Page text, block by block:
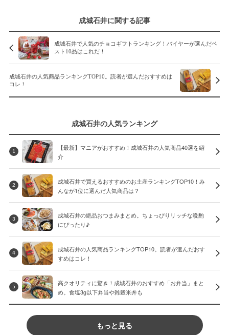
成城石井に関する記事
成城石井で人気のチョコギフトランキング！バイヤーが選んだベ
スト10品はこれだ！
成城石井の人気商品ランキングTOP10。読者が選んだおすすめは
コレ！
成城石井の人気ランキング
1
【最新】マニアがおすすめ！成城石井の人気商品40選を紹
介
2
成城石井で買えるおすすめのお土産ランキングTOP10！み
んなが1位に選んだ人気商品は？
3
成城石井の絶品おつまみまとめ。ちょっぴりリッチな晩酌
にぴったり♪
4
成城石井の人気商品ランキングTOP10。読者が選んだおす
すめはコレ！
5
高クオリティに驚き！成城石井のおすすめ「お弁当」まと
め。食塩3g以下弁当や雑穀米丼も
もっと見る